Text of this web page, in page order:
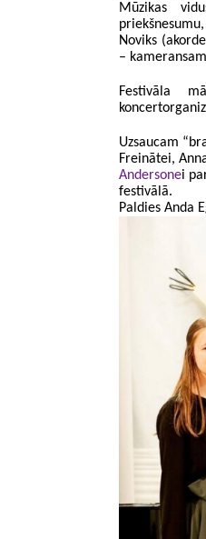
Mūzikas
Noviks
–
Festivāla
Uzsaucam
Freinātei,
Andersonei
festivālā.
Paldies Anda